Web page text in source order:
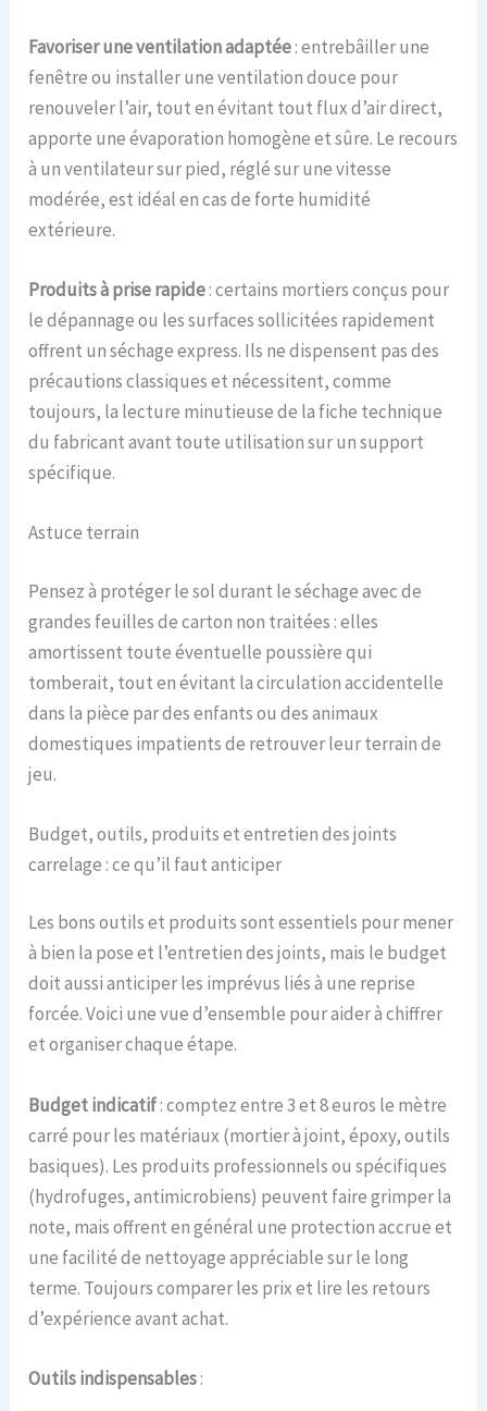
Favoriser une ventilation adaptée: entrebâiller une
fenêtre ou installer une ventilation douce pour
renouveler l’air, tout en évitant tout flux d’air direct,
apporte une évaporation homogène et sûre. Le recours
à un ventilateur sur pied, réglé sur une vitesse
modérée, est idéal en cas de forte humidité
extérieure.
Produits à prise rapide: certains mortiers conçus pour
le dépannage ou les surfaces sollicitées rapidement
offrent un séchage express. Ils ne dispensent pas des
précautions classiques et nécessitent, comme
toujours, la lecture minutieuse de la fiche technique
du fabricant avant toute utilisation sur un support
spécifique.
Astuce terrain
Pensez à protéger le sol durant le séchage avec de
grandes feuilles de carton non traitées : elles
amortissent toute éventuelle poussière qui
tomberait, tout en évitant la circulation accidentelle
dans la pièce par des enfants ou des animaux
domestiques impatients de retrouver leur terrain de
jeu.
Budget, outils, produits et entretien des joints
carrelage : ce qu’il faut anticiper
Les bons outils et produits sont essentiels pour mener
à bien la pose et l’entretien des joints, mais le budget
doit aussi anticiper les imprévus liés à une reprise
forcée. Voici une vue d’ensemble pour aider à chiffrer
et organiser chaque étape.
Budget indicatif: comptez entre 3 et 8 euros le mètre
carré pour les matériaux (mortier à joint, époxy, outils
basiques). Les produits professionnels ou spécifiques
(hydrofuges, antimicrobiens) peuvent faire grimper la
note, mais offrent en général une protection accrue et
une facilité de nettoyage appréciable sur le long
terme. Toujours comparer les prix et lire les retours
d’expérience avant achat.
Outils indispensables: